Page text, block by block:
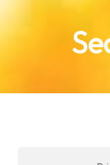
About